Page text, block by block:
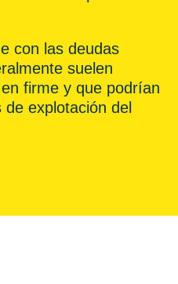
con las deudas
suelen
firme y que podrían
explotación del